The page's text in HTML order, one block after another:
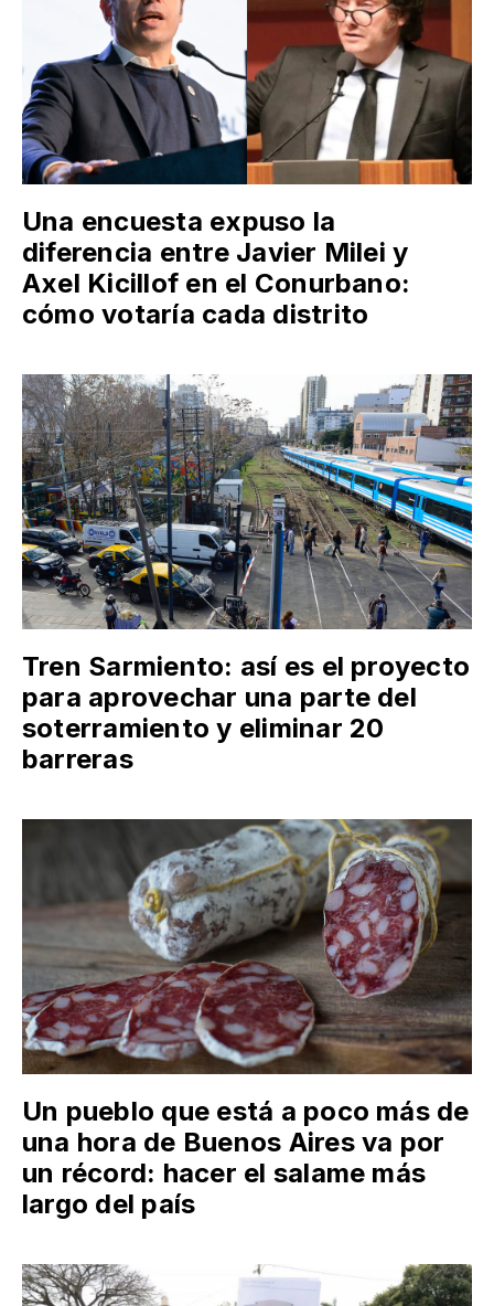
Una encuesta expuso la
diferencia entre Javier Milei y
Axel Kicillof en el Conurbano:
cómo votaría cada distrito
Tren Sarmiento: así es el proyecto
para aprovechar una parte del
soterramiento y eliminar 20
barreras
Un pueblo que está a poco más de
una hora de Buenos Aires va por
un récord: hacer el salame más
largo del país